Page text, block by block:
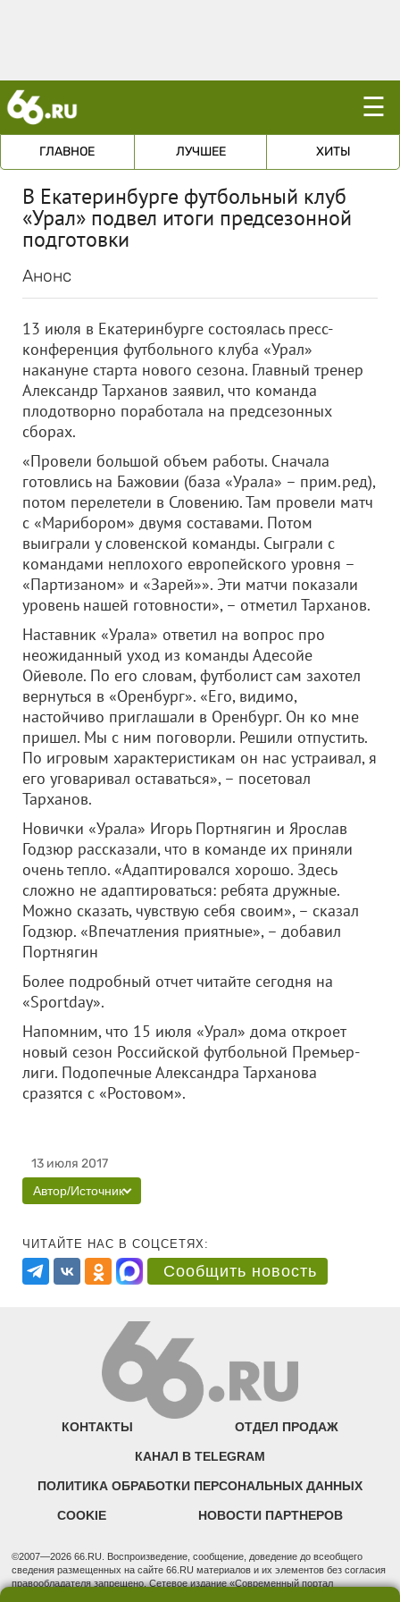
☰
ГЛАВНОЕ ЛУЧШЕЕ ХИТЫ
В Екатеринбурге футбольный клуб
«Урал» подвел итоги предсезонной
подготовки
Анонс
13 июля в Екатеринбурге состоялась пресс-
конференция футбольного клуба «Урал»
накануне старта нового сезона. Главный тренер
Александр Тарханов заявил, что команда
плодотворно поработала на предсезонных
сборах.
«Провели большой объем работы. Сначала
готовлись на Бажовии (база «Урала» – прим.ред),
потом перелетели в Словению. Там провели матч
с «Марибором» двумя составами. Потом
выиграли у словенской команды. Сыграли с
командами неплохого европейского уровня –
«Партизаном» и «Зарей»». Эти матчи показали
уровень нашей готовности», – отметил Тарханов.
Наставник «Урала» ответил на вопрос про
неожиданный уход из команды Адесойе
Ойеволе. По его словам, футболист сам захотел
вернуться в «Оренбург». «Его, видимо,
настойчиво приглашали в Оренбург. Он ко мне
пришел. Мы с ним поговорли. Решили отпустить.
По игровым характеристикам он нас устраивал, я
его уговаривал оставаться», – посетовал
Тарханов.
Новички «Урала» Игорь Портнягин и Ярослав
Годзюр рассказали, что в команде их приняли
очень тепло. «Адаптировался хорошо. Здесь
сложно не адаптироваться: ребята дружные.
Можно сказать, чувствую себя своим», – сказал
Годзюр. «Впечатления приятные», – добавил
Портнягин
Более подробный отчет читайте сегодня на
«Sportday».
Напомним, что 15 июля «Урал» дома откроет
новый сезон Российской футбольной Премьер-
лиги. Подопечные Александра Тарханова
сразятся с «Ростовом».
13 июля 2017
Автор/Источник
ЧИТАЙТЕ НАС В СОЦСЕТЯХ:
Сообщить новость
КОНТАКТЫ ОТДЕЛ ПРОДАЖ
КАНАЛ В TELEGRAM
ПОЛИТИКА ОБРАБОТКИ ПЕРСОНАЛЬНЫХ ДАННЫХ
COOKIE НОВОСТИ ПАРТНЕРОВ
©2007—2026 66.RU. Воспроизведение, сообщение, доведение до всеобщего
сведения размещенных на сайте 66.RU материалов и их элементов без согласия
правообладателя запрещено. Сетевое издание «Современный портал